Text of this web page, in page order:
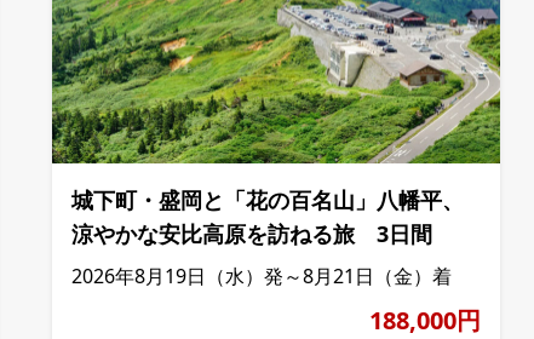
城下町・盛岡と「花の百名山」八幡平、
涼やかな安比高原を訪ねる旅 3日間
2026年8月19日（水）発～8月21日（金）着
188,000円